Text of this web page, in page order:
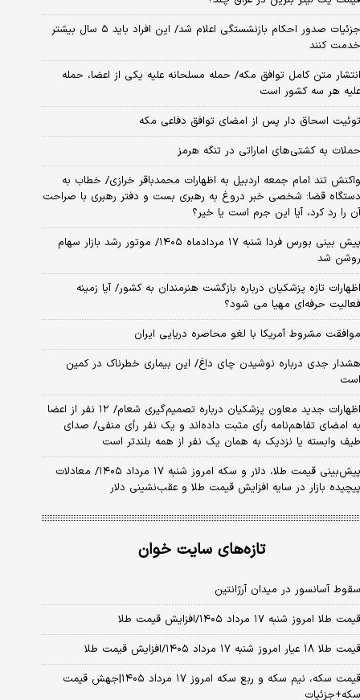
جزئیات صدور احکام بازنشستگی اعلام شد/ این افراد باید ۵ سال بیشتر
خدمت کنند
انتشار متن کامل توافق مکه/ حمله مسلحانه علیه یکی از اعضا، حمله
علیه هر سه کشور است
توئیت اسحاق دار پس از امضای توافق دفاعی مکه
حملات به کشتی‌های اماراتی در تنگه هرمز
واکنش تند امام جمعه اردبیل به اظهارات محمدباقر خرازی/ خطاب به
دستگاه قضا: شخصی خبر دروغ به رهبری بست و دفتر رهبری با صراحت
آن را رد کرد، آیا این جرم است یا خیر؟
پیش بینی بورس فردا شنبه ۱۷ مردادماه ۱۴۰۵/ موتور رشد بازار سهام
روشن شد
اظهارات تازه پزشکیان درباره بازگشت هنرمندان به کشور/ آیا زمینه
فعالیت حرفه‌ای مهیا می شود؟
موافقت مشروط آمریکا با لغو محاصره دریایی ایران
هشدار جدی درباره نوشیدن چای داغ/ این بیماری خطرناک در کمین
است
اظهارات جدید معاون پزشکیان درباره تصمیم‌گیری شعام/ ۱۲ نفر از اعضا
به امضای تفاهم‌نامه رأی مثبت داده‌اند و یک نفر رأی منفی/ صدای
طیف وابسته یا نزدیک به همان یک نفر از همه بلندتر است
پیش‌بینی قیمت طلا، دلار و سکه امروز شنبه ۱۷ مرداد ۱۴۰۵/ معادلات
پیچیده بازار در سایه افزایش قیمت طلا و عقب‌نشینی دلار
تازه‌های سایت خوان
سقوط آسانسور در میدان آرژانتین
قیمت طلا امروز شنبه ۱۷ مرداد ۱۴۰۵/افزایش قیمت طلا
قیمت طلا ۱۸ عیار امروز شنبه ۱۷ مرداد ۱۴۰۵/افزایش قیمت طلا
قیمت سکه، نیم سکه و ربع سکه امروز ۱۷ مرداد ۱۴۰۵|جهش قیمت
سکه+جزئیات